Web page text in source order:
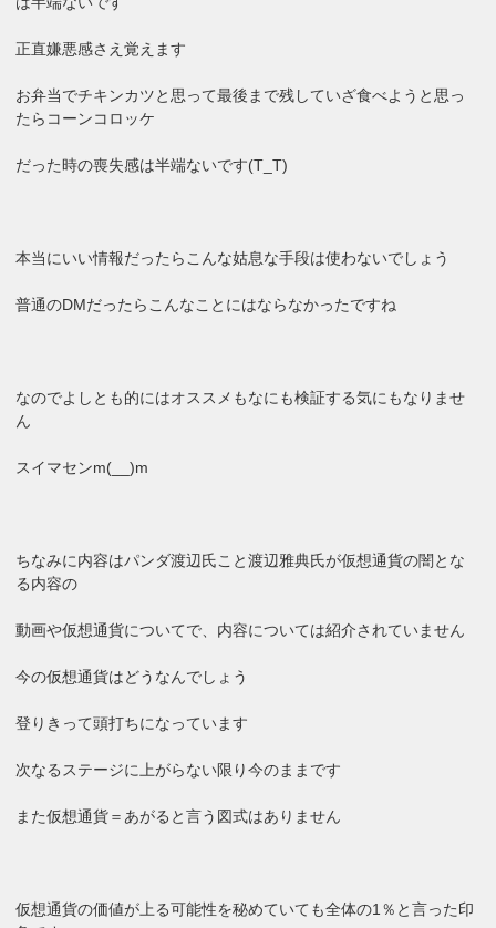
正直嫌悪感さえ覚えます
お弁当でチキンカツと思って最後まで残していざ食べようと思っ
たらコーンコロッケ
だった時の喪失感は半端ないです(T_T)
本当にいい情報だったらこんな姑息な手段は使わないでしょう
普通のDMだったらこんなことにはならなかったですね
なのでよしとも的にはオススメもなにも検証する気にもなりませ
ん
スイマセンm(__)m
ちなみに内容はパンダ渡辺氏こと渡辺雅典氏が仮想通貨の闇とな
る内容の
動画や仮想通貨についてで、内容については紹介されていません
今の仮想通貨はどうなんでしょう
登りきって頭打ちになっています
次なるステージに上がらない限り今のままです
また仮想通貨＝あがると言う図式はありません
仮想通貨の価値が上る可能性を秘めていても全体の1％と言った印